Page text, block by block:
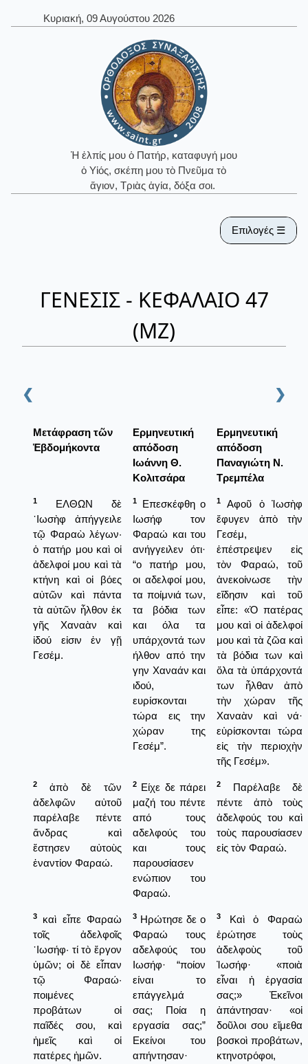
Κυριακή, 09 Αυγούστου 2026
Ἡ ἐλπίς μου ὁ Πατήρ, καταφυγή μου
ὁ Υἱός, σκέπη μου τὸ Πνεῦμα τὸ
ἅγιον, Τριὰς ἁγία, δόξα σοι.
Επιλογές ☰
ΓΕΝΕΣΙΣ - ΚΕΦΑΛΑΙΟ 47
(ΜΖ)
❮ ❯
Μετάφραση τῶν
Ἑβδομήκοντα
Ερμηνευτική
απόδοση
Ιωάννη Θ.
Κολιτσάρα
Ερμηνευτική
απόδοση
Παναγιώτη Ν.
Τρεμπέλα
1
ΕΛΘΩΝ δὲ
᾿Ιωσὴφ ἀπήγγειλε
τῷ Φαραὼ λέγων·
ὁ πατήρ μου καὶ οἱ
ἀδελφοί μου καὶ τὰ
κτήνη καὶ οἱ βόες
αὐτῶν καὶ πάντα
τὰ αὐτῶν ἦλθον ἐκ
γῆς Χαναὰν καὶ
ἰδού εἰσιν ἐν γῇ
Γεσέμ.
1
Επεσκέφθη ο
Ιωσήφ τον
Φαραώ και του
ανήγγειλεν ότι·
“ο πατήρ μου,
οι αδελφοί μου,
τα ποίμνιά των,
τα βόδια των
και όλα τα
υπάρχοντά των
ήλθον από την
γην Χαναάν και
ιδού,
ευρίσκονται
τώρα εις την
χώραν της
Γεσέμ”.
1
Αφοῦ ὁ Ἰωσὴφ
ἔφυγεν ἀπὸ τὴν
Γεσέμ,
ἐπέστρεψεν εἰς
τὸν Φαραώ, τοῦ
ἀνεκοίνωσε τὴν
εἴδησιν καὶ τοῦ
εἶπε: «Ὁ πατέρας
μου καὶ οἱ ἀδελφοί
μου καὶ τὰ ζῶα καὶ
τὰ βόδια των καὶ
ὅλα τὰ ὑπάρχοντά
των ἦλθαν ἀπὸ
τὴν χώραν τῆς
Χαναὰν καὶ νά·
εὑρίσκονται τώρα
εἰς τὴν περιοχὴν
τῆς Γεσέμ».
2
ἀπὸ δὲ τῶν
ἀδελφῶν αὐτοῦ
παρέλαβε πέντε
ἄνδρας καὶ
ἔστησεν αὐτοὺς
ἐναντίον Φαραώ.
2 Είχε δε πάρει
μαζή του πέντε
από τους
αδελφούς του
και τους
παρουσίασεν
ενώπιον του
Φαραώ.
2
Παρέλαβε δὲ
πέντε ἀπὸ τοὺς
ἀδελφούς του καὶ
τοὺς παρουσίασεν
εἰς τὸν Φαραώ.
3
καὶ εἶπε Φαραὼ
τοῖς ἀδελφοῖς
᾿Ιωσήφ· τί τὸ ἔργον
ὑμῶν; οἱ δὲ εἶπαν
τῷ Φαραώ·
ποιμένες
προβάτων οἱ
παῖδές σου, καὶ
ἡμεῖς καὶ οἱ
πατέρες ἡμῶν.
3 Ηρώτησε δε ο
Φαραώ τους
αδελφούς του
Ιωσήφ· “ποίον
είναι το
επάγγελμά
σας; Ποία η
εργασία σας;”
Εκείνοι του
απήντησαν·
3
Καὶ ὁ Φαραὼ
ἐρώτησε τοὺς
ἀδελφοὺς τοῦ
Ἰωσήφ· «ποιὰ
εἶναι ἡ ἐργασία
σας;» Ἐκεῖνοι
ἀπάντησαν· «οἱ
δοῦλοι σου εἴμεθα
βοσκοὶ προβάτων,
κτηνοτρόφοι,